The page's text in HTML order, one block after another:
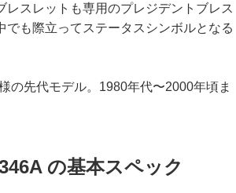
スレットも専用のプレジデントブレス
も際立ってステータスシンボルとなる
の先代モデル。1980年代〜2000年頃ま
の基本スペック